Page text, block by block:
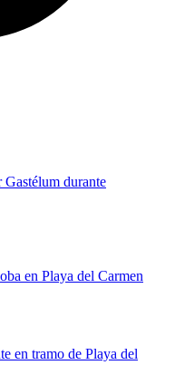
Gastélum durante
en Playa del Carmen
en tramo de Playa del